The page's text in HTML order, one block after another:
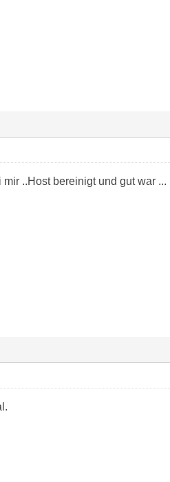
..Host bereinigt und gut war ...